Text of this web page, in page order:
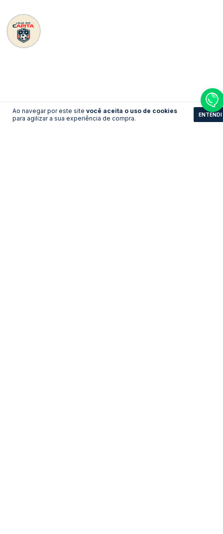
Ao navegar por este site você aceita o uso de cookies
para agilizar a sua experiência de compra.
ENTENDI
R$193,11
R$ 209,90
R$ 193,11 com Boleto